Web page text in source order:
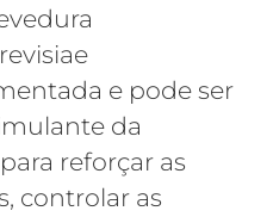
e pode ser
da
reforçar as
controlar as